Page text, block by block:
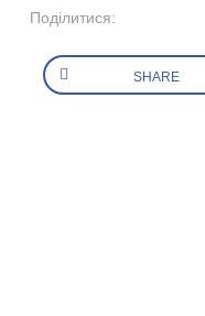
Поділитися:
SHARE